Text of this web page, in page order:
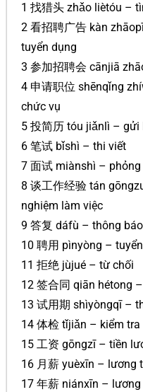
1 找猎头 zhǎo liètóu –
2 看招聘广告 kàn
tuyển dụng
3 参加招聘会 cānjiā
4 申请职位 shēnqǐng
chức vụ
5 投简历 tóu jiǎnlì – gửi
6 笔试 bǐshì – thi viết
7 面试 miànshì – phỏng
8 谈工作经验 tán
nghiệm làm việc
9 答复 dáfù – thông
10 聘用 pìnyòng –
11 拒绝 jùjué – từ chối
12 签合同 qiān hétong
13 试用期 shìyòngqī –
14 体检 tǐjiǎn – kiểm tra
15 工资 gōngzī – tiền
16 月薪 yuèxīn – lương
17 年薪 niánxīn – lương